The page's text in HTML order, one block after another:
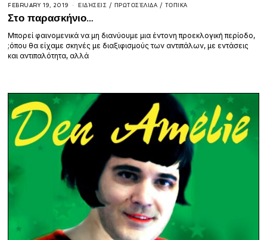
FEBRUARY 19, 2019 ΕΙΔΉΣΕΙΣ / ΠΡΩΤΟΣΈΛΙΔΑ / ΤΟΠΙΚΆ
Στο παρασκήνιο…
Μπορεί φαινομενικά να μη διανύουμε μια έντονη προεκλογική περίοδο,
;όπου θα είχαμε σκηνές με διαξιφισμούς των αντιπάλων, με εντάσεις
και αντιπαλότητα, αλλά